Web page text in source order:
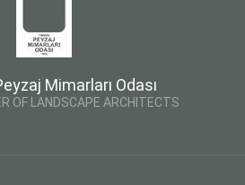
Mimarları Odası
OF LANDSCAPE ARCHITECTS